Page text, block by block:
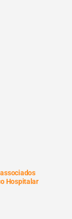
Hospitalar